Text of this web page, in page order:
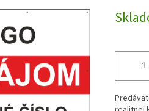
cena: